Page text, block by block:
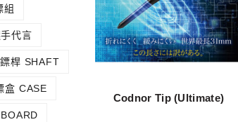
Codnor Tip (Ultimate)
組
代言
鏢桿 SHAFT
盒 CASE